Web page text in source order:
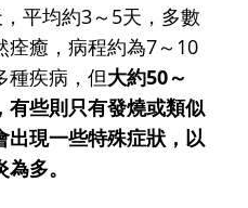
平均約3～5天，多數
痊癒，病程約為7～10
種疾病，但大約50～
有些則只有發燒或類似
出現一些特殊症狀，以
多。